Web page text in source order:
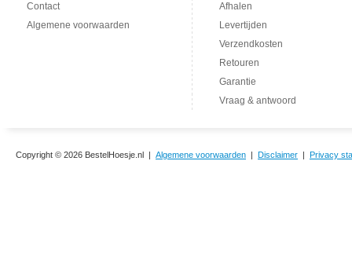
Contact
Algemene voorwaarden
Afhalen
Levertijden
Verzendkosten
Retouren
Garantie
Vraag & antwoord
Copyright © 2026 BestelHoesje.nl | Algemene voorwaarden | Disclaimer | Privacy